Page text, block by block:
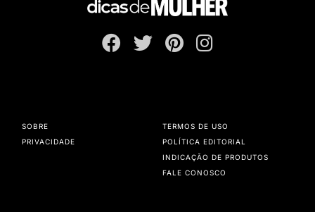
SOBRE
PRIVACIDADE
TERMOS DE USO
POLÍTICA EDITORIAL
INDICAÇÃO DE PRODUTOS
FALE CONOSCO